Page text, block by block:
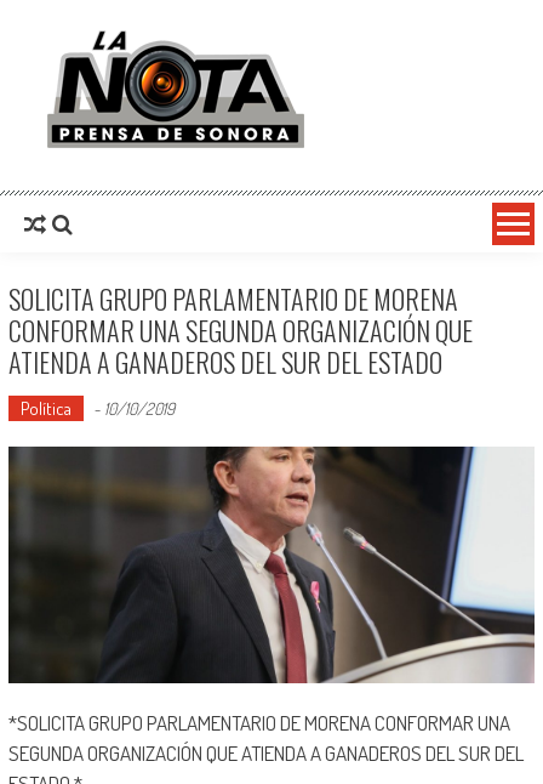
La Nota Prensa De Sonora
SOLICITA GRUPO PARLAMENTARIO DE MORENA
CONFORMAR UNA SEGUNDA ORGANIZACIÓN QUE
ATIENDA A GANADEROS DEL SUR DEL ESTADO
Política - 10/10/2019
*SOLICITA GRUPO PARLAMENTARIO DE MORENA CONFORMAR UNA
SEGUNDA ORGANIZACIÓN QUE ATIENDA A GANADEROS DEL SUR DEL